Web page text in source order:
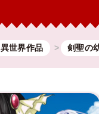
異世界作品 剣聖の